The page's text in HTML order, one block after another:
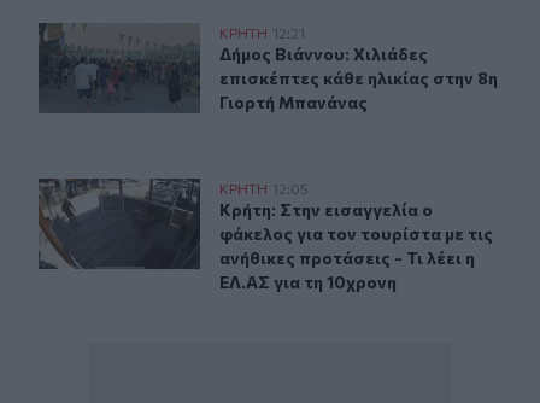
Δήμος Βιάννου: Χιλιάδες επισκέπτες κάθε ηλικίας
ΚΡΗΤΗ 12:21
Δήμος Βιάννου: Χιλιάδες
Δήμος Βιάννου: Χιλιάδες
επισκέπτες κάθε ηλικίας στην 8η
Γιορτή Μπανάνας
Κρήτη: Στην εισαγγελία ο φάκελος για τον τουρίστα με
ΚΡΗΤΗ 12:05
Κρήτη: Στην εισαγγελία ο φάκελος
Κρήτη: Στην εισαγγελία ο
φάκελος για τον τουρίστα με τις
ανήθικες προτάσεις - Τι λέει η
ΕΛ.ΑΣ για τη 10χρονη